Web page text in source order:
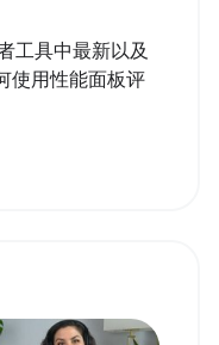
工具中最新以及
使用性能面板评